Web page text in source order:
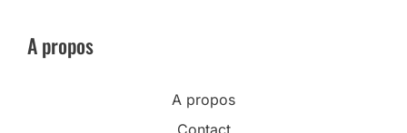
A propos
A propos
Contact